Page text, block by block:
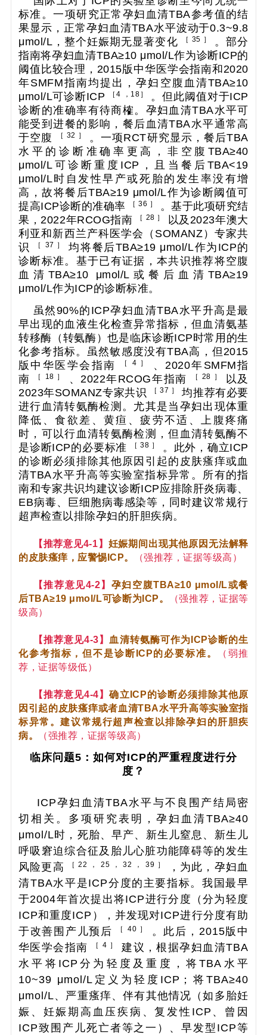
标准。一项研究正常孕妇血清TBA参考值的结
果显示，正常孕妇血清TBA水平波动于0.3~9.8
μmol/L，整个妊娠期无显著变化
［ 35 ］
。部分
指南将孕妇血清TBA≥10 μmol/L作为诊断ICP的
阈值比较合理，2015版中华医学会指南和2020
年SMFM指南均提出，孕妇空腹血清TBA≥10
μmol/L可诊断ICP
［4 ，18］
。但此阈值对于ICP
诊断的准确率有待商榷。孕妇血清TBA水平可
能受到进餐的影响，餐后血清TBA水平通常高
于空腹
［ 32 ］
。一项RCT研究显示，餐后TBA
水平的诊断准确率更高，非空腹TBA≥40
μmol/L可诊断重度ICP，且当餐后TBA<19
μmol/L时自发性早产或死胎的发生率没有增
高，故将餐后TBA≥19 μmol/L作为诊断阈值可
提高ICP诊断的准确率
［ 36 ］
。基于此项研究结
果，2022年RCOG指南
［ 28 ］
以及2023年澳大
利亚和新西兰产科医学会（SOMANZ）专家共
识
［ 37 ］
均将餐后TBA≥19 μmol/L作为ICP的
诊断标准。基于已有证据，本共识推荐将空腹
血清TBA≥10 μmol/L或餐后血清TBA≥19
μmol/L作为ICP的诊断标准。
虽然90%的ICP孕妇血清TBA水平升高是最
早出现的血液生化检查异常指标，但血清氨基
转移酶（转氨酶）也是临床诊断ICP时常用的生
化参考指标。虽然敏感度没有TBA高，但2015
版中华医学会指南
［ 4 ］
、2020年SMFM指
南
［ 18 ］ 、2022年RCOG年指南 ［ 28 ］
以及
2023年SOMANZ专家共识
［ 37 ］
均推荐有必要
进行血清转氨酶检测。尤其是当孕妇出现体重
降低、食欲差、黄疸、疲劳不适、上腹疼痛
时，可以行血清转氨酶检测，但血清转氨酶不
是诊断ICP的必要标准
［ 38 ］
。此外，确立ICP
的诊断必须排除其他原因引起的皮肤瘙痒或血
清TBA水平升高等实验室指标异常。所有的指
南和专家共识均建议诊断ICP应排除肝炎病毒、
EB病毒、巨细胞病毒感染等，同时建议常规行
超声检查以排除孕妇的肝胆疾病。
【推荐意见4-1】 妊娠期间出现其他原因无法解释
的皮肤瘙痒，应警惕ICP。
（强推荐，证据等级高）
【推荐意见4-2】 孕妇空腹TBA≥10 μmol/L或餐
后TBA≥19 μmol/L可诊断为ICP。
（强推荐，证据等
级高）
【推荐意见4-3】 血清转氨酶可作为ICP诊断的生
化参考指标，但不是诊断ICP的必要标准。
（弱推
荐，证据等级低）
【推荐意见4-4】确立ICP的诊断必须排除其他原
因引起的皮肤瘙痒或者血清TBA水平升高等实验室指
标异常。建议常规行超声检查以排除孕妇的肝胆疾
病。
（强推荐，证据等级高）
临床问题5：如何对ICP的严重程度进行分
度？
ICP孕妇血清TBA水平与不良围产结局密
切相关。多项研究表明，孕妇血清TBA≥40
μmol/L时，死胎、早产、新生儿窒息、新生儿
呼吸窘迫综合征及胎儿心脏功能障碍等的发生
风险更高
［ 22 ， 25 ， 32 ， 39 ］
，为此，孕妇血
清TBA水平是ICP分度的主要指标。我国最早
于2004年首次提出将ICP进行分度（分为轻度
ICP和重度ICP），并发现对ICP进行分度有助
于改善围产儿预后
［ 40 ］
。此后，2015版中
华医学会指南
［ 4 ］
建议，根据孕妇血清TBA
水平将ICP分为轻度及重度，将TBA水平
10~39 μmol/L定义为轻度ICP；将TBA≥40
μmol/L、严重瘙痒、伴有其他情况（如多胎妊
娠、妊娠期高血压疾病、复发性ICP、曾因
ICP致围产儿死亡者等之一）、早发型ICP等